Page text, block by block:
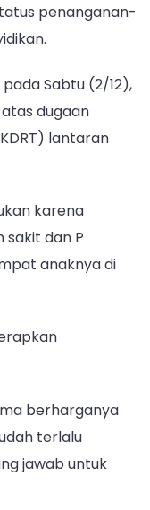
penanganan-
Sabtu (2/12),
dugaan
lantaran
karena
sakit dan P
anaknya di
berharganya
terlalu
jawab untuk